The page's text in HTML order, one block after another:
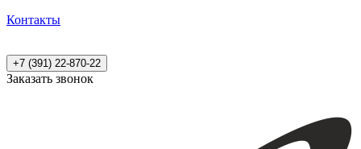
Контакты
+7 (391) 22-870-22
Заказать звонок